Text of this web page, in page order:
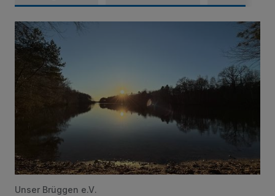
SchwalmVIBES unter freiem Himmel
Unser Brüggen e.V.